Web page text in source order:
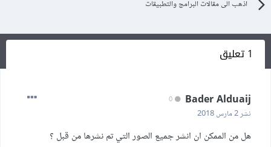
اذهب الى مقالات البرامج والتطبيقات
1 تعليق
Bader Alduaij
نشر2 مارس 2018
هل من الممكن ان انشر جميع الصور التي تم نشرها من قبل ؟